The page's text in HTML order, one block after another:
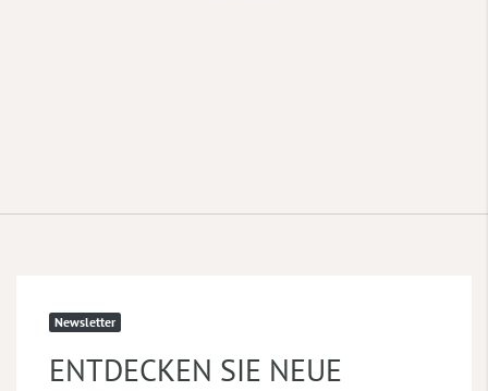
Newsletter
ENTDECKEN SIE NEUE